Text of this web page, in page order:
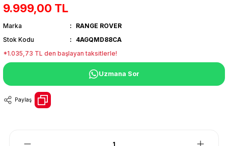
9.999,00 TL
Marka
RANGE ROVER
Stok Kodu
4AGQMD88CA
*1.035,73 TL den başlayan taksitlerle!
Uzmana Sor
Paylaş